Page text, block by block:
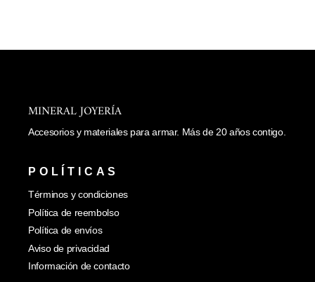
MINERAL JOYERÍA
Accesorios y materiales para armar. Más de 20 años contigo.
POLÍTICAS
Términos y condiciones
Política de reembolso
Política de envíos
Aviso de privacidad
Información de contacto